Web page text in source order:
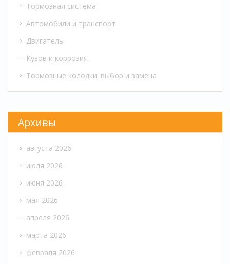
Тормозная система
Автомобили и транспорт
Двигатель
Кузов и коррозия
Тормозные колодки: выбор и замена
Архивы
августа 2026
июля 2026
июня 2026
мая 2026
апреля 2026
марта 2026
февраля 2026